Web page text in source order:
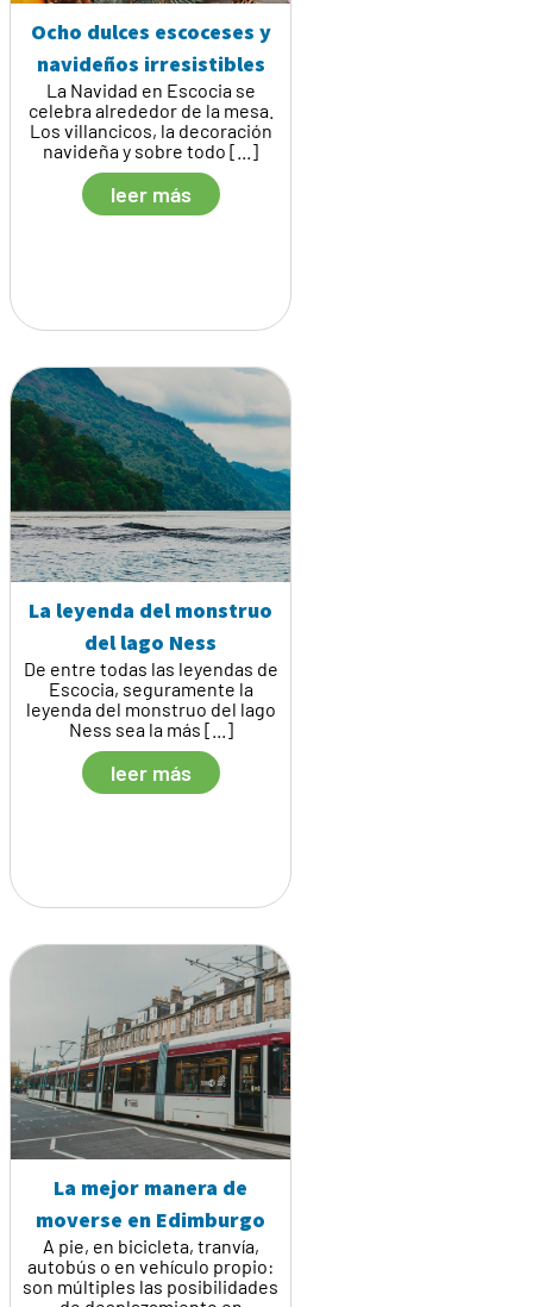
Ocho dulces escoceses y
navideños irresistibles
La Navidad en Escocia se
celebra alrededor de la mesa.
Los villancicos, la decoración
navideña y sobre todo [...]
leer más
La leyenda del monstruo
del lago Ness
De entre todas las leyendas de
Escocia, seguramente la
leyenda del monstruo del lago
Ness sea la más [...]
leer más
La mejor manera de
moverse en Edimburgo
A pie, en bicicleta, tranvía,
autobús o en vehículo propio:
son múltiples las posibilidades